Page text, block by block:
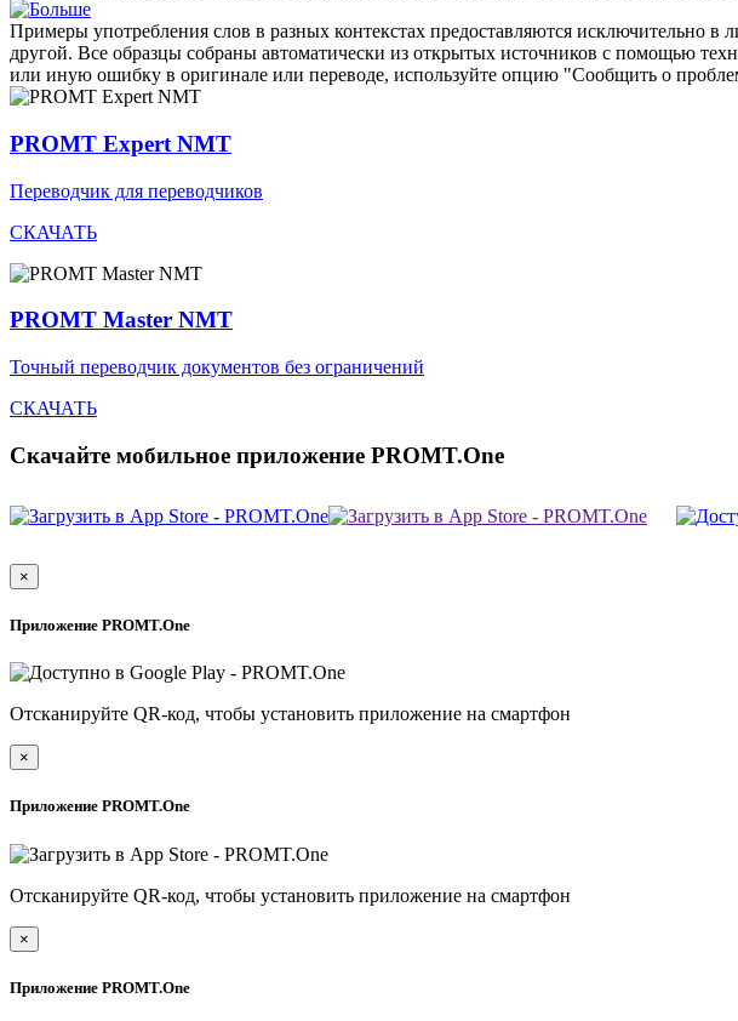
Примеры употребления слов в разных контекстах предоставляются исключительно в
другой. Все образцы собраны автоматически из открытых источников с помощью
или иную ошибку в оригинале или переводе, используйте опцию "Сообщить о
PROMT Expert NMT
Переводчик для переводчиков
СКАЧАТЬ
PROMT Master NMT
Точный переводчик документов без ограничений
СКАЧАТЬ
Скачайте мобильное приложение PROMT.One
×
Приложение PROMT.One
Отсканируйте QR-код, чтобы установить приложение на смартфон
×
Приложение PROMT.One
Отсканируйте QR-код, чтобы установить приложение на смартфон
×
Приложение PROMT.One